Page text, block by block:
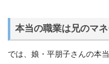
本当の職業は兄のマ
では、娘・平朋子さんの本